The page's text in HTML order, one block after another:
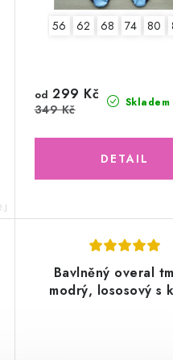
2.jakost v.7456 62 68 74 80
Skladem
od 299 Kč
349 Kč
Bavlněný overal
modrý, lososový s